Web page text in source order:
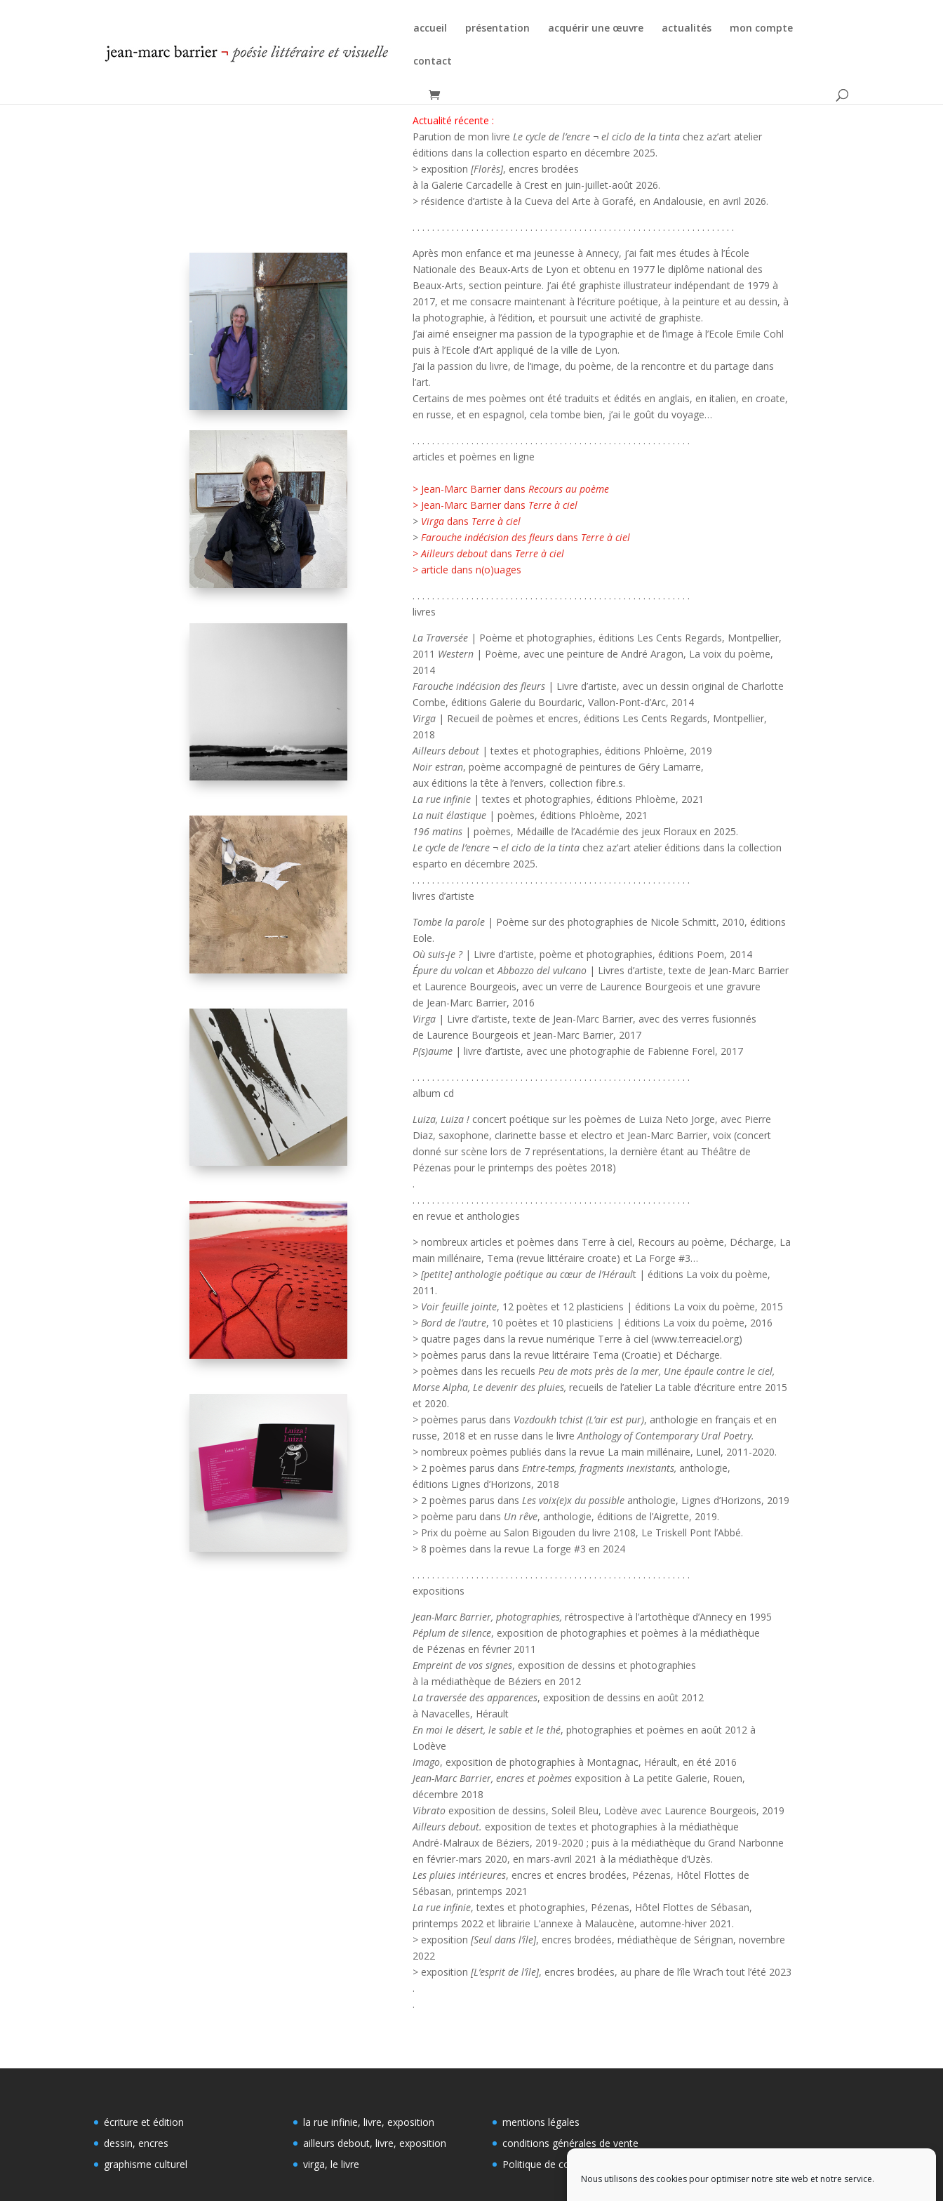
Nous utilisons des cookies pour optimiser notre site web et notre service.
accueil présentation acquérir une œuvre actualités mon compte
contact
Actualité récente :
Parution de mon livre Le cycle de l’encre ¬ el ciclo de la tinta chez az’art atelier
éditions dans la collection esparto en décembre 2025.
> exposition [Florès], encres brodées
à la Galerie Carcadelle à Crest en juin-juillet-août 2026.
> résidence d’artiste à la Cueva del Arte à Gorafé, en Andalousie, en avril 2026.
. . . . . . . . . . . . . . . . . . . . . . . . . . . . . . . . . . . . . . . . . . . . . . . . . . . . . . . . . . . . . . . . . .
Après mon enfance et ma jeunesse à Annecy, j’ai fait mes études à l’École
Nationale des Beaux-Arts de Lyon et obtenu en 1977 le diplôme national des
Beaux-Arts, section peinture. J’ai été graphiste illustrateur indépendant de 1979 à
2017, et me consacre maintenant à l’écriture poétique, à la peinture et au dessin, à
la photographie, à l’édition, et poursuit une activité de graphiste.
J’ai aimé enseigner ma passion de la typographie et de l’image à l’Ecole Emile Cohl
puis à l’Ecole d’Art appliqué de la ville de Lyon.
J’ai la passion du livre, de l’image, du poème, de la rencontre et du partage dans
l’art.
Certains de mes poèmes ont été traduits et édités en anglais, en italien, en croate,
en russe, et en espagnol, cela tombe bien, j’ai le goût du voyage…
. . . . . . . . . . . . . . . . . . . . . . . . . . . . . . . . . . . . . . . . . . . . . . . . . . . . . . . . .
articles et poèmes en ligne
> Jean-Marc Barrier dans Recours au poème
> Jean-Marc Barrier dans Terre à ciel
> Virga dans Terre à ciel
> Farouche indécision des fleurs dans Terre à ciel
> Ailleurs debout dans Terre à ciel
> article dans n(o)uages
. . . . . . . . . . . . . . . . . . . . . . . . . . . . . . . . . . . . . . . . . . . . . . . . . . . . . . . . .
livres
La Traversée | Poème et photographies, éditions Les Cents Regards, Montpellier,
2011 Western | Poème, avec une peinture de André Aragon, La voix du poème,
2014
Farouche indécision des fleurs | Livre d’artiste, avec un dessin original de Charlotte
Combe, éditions Galerie du Bourdaric, Vallon-Pont-d’Arc, 2014
Virga | Recueil de poèmes et encres, éditions Les Cents Regards, Montpellier,
2018
Ailleurs debout | textes et photographies, éditions Phloème, 2019
Noir estran, poème accompagné de peintures de Géry Lamarre,
aux éditions la tête à l’envers, collection fibre.s.
La rue infinie | textes et photographies, éditions Phloème, 2021
La nuit élastique | poèmes, éditions Phloème, 2021
196 matins | poèmes, Médaille de l’Académie des jeux Floraux en 2025.
Le cycle de l’encre ¬ el ciclo de la tinta chez az’art atelier éditions dans la collection
esparto en décembre 2025.
. . . . . . . . . . . . . . . . . . . . . . . . . . . . . . . . . . . . . . . . . . . . . . . . . . . . . . . . .
livres d’artiste
Tombe la parole | Poème sur des photographies de Nicole Schmitt, 2010, éditions
Eole.
Où suis-je ?| Livre d’artiste, poème et photographies, éditions Poem, 2014
Épure du volcan etAbbozzo del vulcano | Livres d’artiste, texte de Jean-Marc Barrier
et Laurence Bourgeois, avec un verre de Laurence Bourgeois et une gravure
de Jean-Marc Barrier, 2016
Virga | Livre d’artiste, texte de Jean-Marc Barrier, avec des verres fusionnés
de Laurence Bourgeois et Jean-Marc Barrier, 2017
P(s)aume | livre d’artiste, avec une photographie de Fabienne Forel, 2017
. . . . . . . . . . . . . . . . . . . . . . . . . . . . . . . . . . . . . . . . . . . . . . . . . . . . . . . . .
album cd
Luiza, Luiza ! concert poétique sur les poèmes de Luiza Neto Jorge, avec Pierre
Diaz, saxophone, clarinette basse et electro et Jean-Marc Barrier, voix (concert
donné sur scène lors de 7 représentations, la dernière étant au Théâtre de
Pézenas pour le printemps des poètes 2018)
.
. . . . . . . . . . . . . . . . . . . . . . . . . . . . . . . . . . . . . . . . . . . . . . . . . . . . . . . . .
en revue et anthologies
> nombreux articles et poèmes dans Terre à ciel, Recours au poème, Décharge, La
main millénaire, Tema (revue littéraire croate) et La Forge #3…
> [petite] anthologie poétique au cœur de l’Hérault | éditions La voix du poème,
2011.
> Voir feuille jointe, 12 poètes et 12 plasticiens | éditions La voix du poème, 2015
> Bord de l’autre, 10 poètes et 10 plasticiens | éditions La voix du poème, 2016
> quatre pages dans la revue numérique Terre à ciel (www.terreaciel.org)
> poèmes parus dans la revue littéraire Tema (Croatie) et Décharge.
> poèmes dans les recueils Peu de mots près de la mer, Une épaule contre le ciel,
Morse Alpha, Le devenir des pluies, recueils de l’atelier La table d’écriture entre 2015
et 2020.
> poèmes parus dans Vozdoukh tchist (L’air est pur), anthologie en français et en
russe, 2018 et en russe dans le livreAnthology of Contemporary Ural Poetry.
> nombreux poèmes publiés dans la revue La main millénaire, Lunel, 2011-2020.
> 2 poèmes parus dans Entre-temps, fragments inexistants, anthologie,
éditions Lignes d’Horizons, 2018
> 2 poèmes parus dans Les voix(e)x du possible anthologie, Lignes d’Horizons, 2019
> poème paru dans Un rêve, anthologie, éditions de l’Aigrette, 2019.
> Prix du poème au Salon Bigouden du livre 2108, Le Triskell Pont l’Abbé.
> 8 poèmes dans la revue La forge #3 en 2024
. . . . . . . . . . . . . . . . . . . . . . . . . . . . . . . . . . . . . . . . . . . . . . . . . . . . . . . . .
expositions
Jean-Marc Barrier, photographies,rétrospective à l’artothèque d’Annecy en 1995
Péplum de silence, exposition de photographies et poèmes à la médiathèque
de Pézenas en février 2011
Empreint de vos signes, exposition de dessins et photographies
à la médiathèque de Béziers en 2012
La traversée des apparences, exposition de dessins en août 2012
à Navacelles, Hérault
En moi le désert, le sable et le thé, photographies et poèmes en août 2012 à
Lodève
Imago, exposition de photographies à Montagnac, Hérault, en été 2016
Jean-Marc Barrier, encres et poèmes exposition à La petite Galerie, Rouen,
décembre 2018
Vibrato exposition de dessins, Soleil Bleu, Lodève avec Laurence Bourgeois, 2019
Ailleurs debout. exposition de textes et photographies à la médiathèque
André-Malraux de Béziers, 2019-2020 ; puis à la médiathèque du Grand Narbonne
en février-mars 2020, en mars-avril 2021 à la médiathèque d’Uzès.
Les pluies intérieures, encres et encres brodées, Pézenas, Hôtel Flottes de
Sébasan, printemps 2021
La rue infinie, textes et photographies, Pézenas, Hôtel Flottes de Sébasan,
printemps 2022 et librairie L’annexe à Malaucène, automne-hiver 2021.
> exposition [Seul dans l’île], encres brodées, médiathèque de Sérignan, novembre
2022
> exposition [L’esprit de l’île], encres brodées, au phare de l’île Wrac’h tout l’été 2023
.
.
écriture et édition
dessin, encres
graphisme culturel
la rue infinie, livre, exposition
ailleurs debout, livre, exposition
virga, le livre
mentions légales
conditions générales de vente
Politique de cookies (UE)